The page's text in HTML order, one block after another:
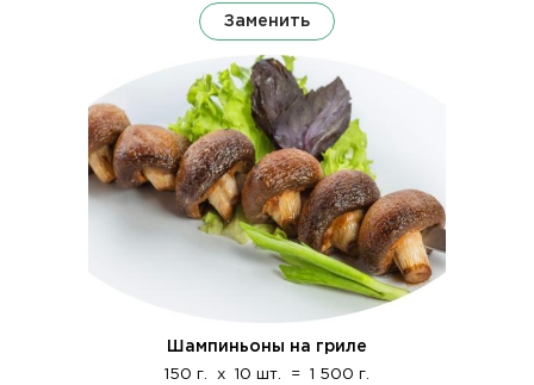
Заменить
Шампиньоны на гриле
150 г. x 10 шт. = 1 500 г.